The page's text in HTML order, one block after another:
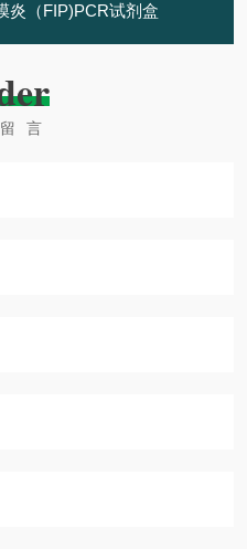
炎（FIP)PCR试剂盒
言